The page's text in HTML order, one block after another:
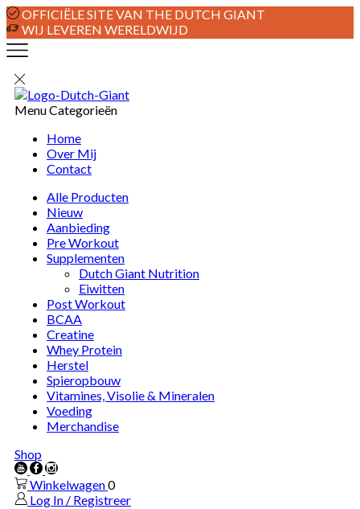
OFFICIËLE SITE VAN THE DUTCH GIANT
WIJ LEVEREN WERELDWIJD
MenuCategorieën
Home
Over Mij
Contact
Alle Producten
Nieuw
Aanbieding
Pre Workout
Supplementen
Dutch Giant Nutrition
Eiwitten
Post Workout
BCAA
Creatine
Whey Protein
Herstel
Spieropbouw
Vitamines, Visolie & Mineralen
Voeding
Merchandise
Shop
Youtube
Facebook
Instagram
Winkelwagen0
Log In / Registreer